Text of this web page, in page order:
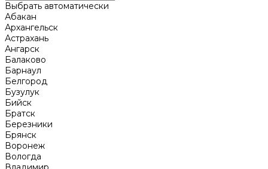
Выбрать автоматически
Абакан
Архангельск
Астрахань
Ангарск
Балаково
Барнаул
Белгород
Бузулук
Бийск
Братск
Березники
Брянск
Воронеж
Вологда